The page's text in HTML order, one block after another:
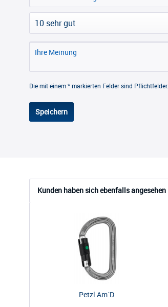
Die mit einem * markierten Felder sind Pflichtfelder.
Speichern
Kunden haben sich ebenfalls angesehen
Petzl Am´D